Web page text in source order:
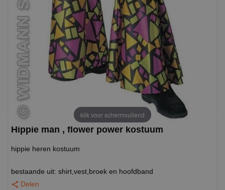
klik voor schermvullend
Hippie man , flower power kostuum
hippie heren kostuum
bestaande uit: shirt,vest,broek en hoofdband
Delen